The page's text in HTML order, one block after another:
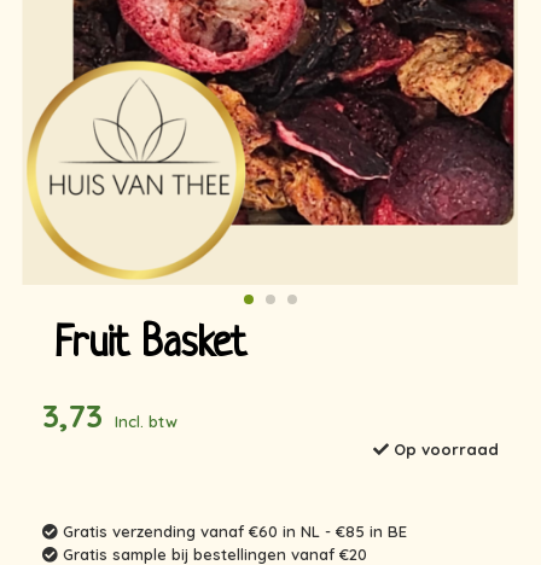
Fruit Basket
3,73
Incl. btw
Op voorraad
Gratis verzending vanaf €60 in NL - €85 in BE
Gratis sample bij bestellingen vanaf €20